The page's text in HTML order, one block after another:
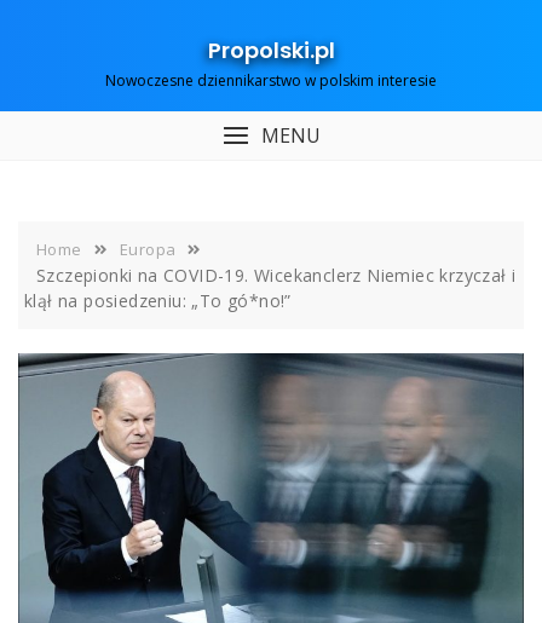
Propolski.pl
Nowoczesne dziennikarstwo w polskim interesie
MENU
Home Europa
Szczepionki na COVID-19. Wicekanclerz Niemiec krzyczał i
klął na posiedzeniu: „To gó*no!”